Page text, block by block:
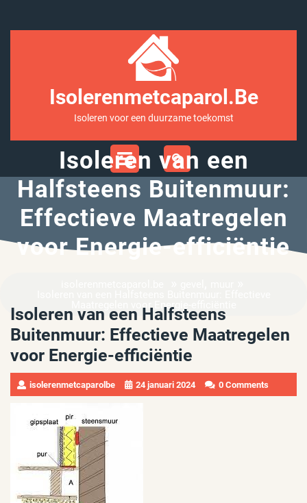
Isolerenmetcaparol.be
Isoleren voor een duurzame toekomst
Open
Menu
Isoleren van een
Halfsteens Buitenmuur:
Effectieve Maatregelen
voor Energie-efficiëntie
Maatregelen voor Energie-efficiëntie
Isoleren van een Halfsteens
Buitenmuur: Effectieve Maatregelen
voor Energie-efficiëntie
isolerenmetcaparolbe 24 januari 2024 0 Comments